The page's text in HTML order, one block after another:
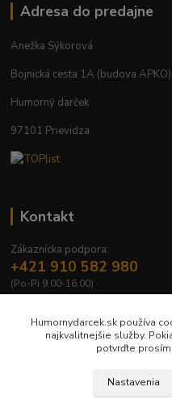
Adresa do predajne
Anežka Sýkorová
Bojnická cesta 1A (budova APKO)
Humorný darček
97101 Prievidza
Kontakt
Zákaznícka podpora:
+421 910 582 980
(Po-Pi 9.00-16.00)
Humornydarcek.sk používa
najkvalitnejšie služby.
potvrďte
Nastavenia